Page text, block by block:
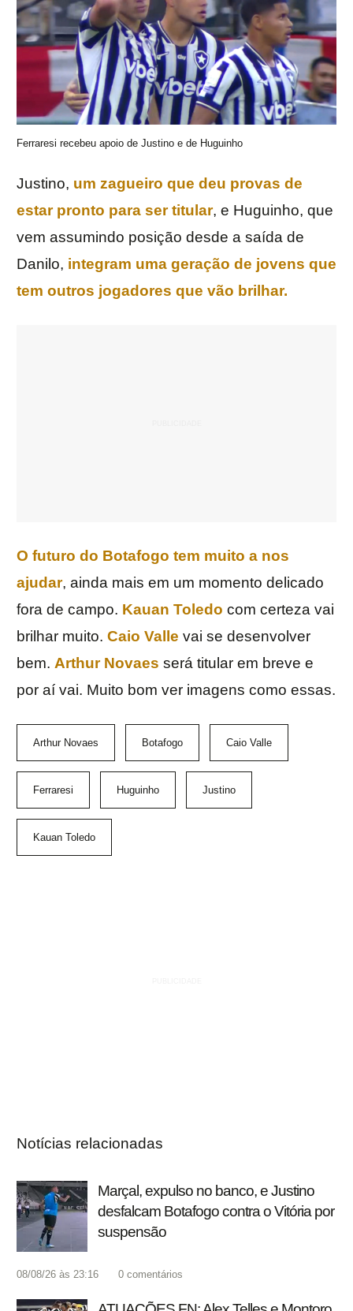
Ferraresi recebeu apoio de Justino e de Huguinho
Justino, um zagueiro que deu provas de
estar pronto para ser titular, e Huguinho, que
vem assumindo posição desde a saída de
Danilo, integram uma geração de jovens que
tem outros jogadores que vão brilhar.
O futuro do Botafogo tem muito a nos
ajudar, ainda mais em um momento delicado
fora de campo. Kauan Toledo com certeza vai
brilhar muito. Caio Valle vai se desenvolver
bem. Arthur Novaes será titular em breve e
por aí vai. Muito bom ver imagens como essas.
Arthur Novaes Botafogo Caio Valle
Ferraresi Huguinho Justino
Kauan Toledo
Notícias relacionadas
Marçal, expulso no banco, e Justino
desfalcam Botafogo contra o Vitória por
suspensão
08/08/26 às 23:16 0 comentários